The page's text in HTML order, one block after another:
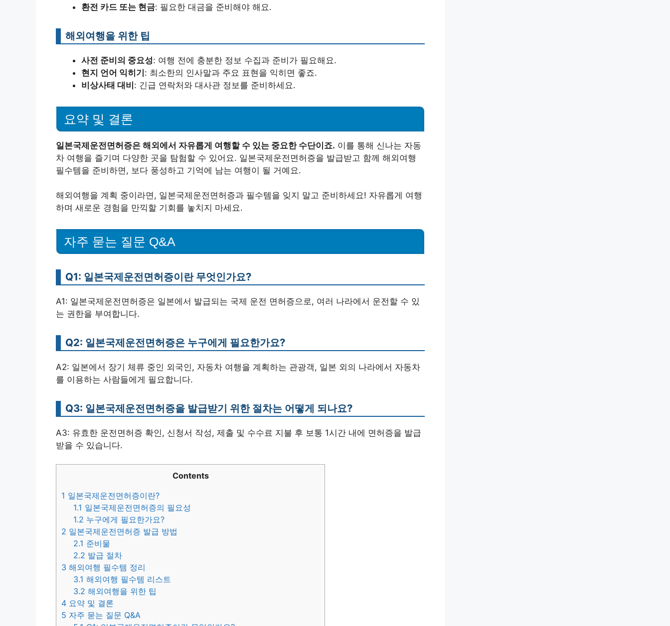
환전 카드 또는 현금: 필요한 대금을 준비해야 해요.
해외여행을 위한 팁
사전 준비의 중요성: 여행 전에 충분한 정보 수집과 준비가 필요해요.
현지 언어 익히기: 최소한의 인사말과 주요 표현을 익히면 좋죠.
비상사태 대비: 긴급 연락처와 대사관 정보를 준비하세요.
요약 및 결론
일본국제운전면허증은 해외에서 자유롭게 여행할 수 있는 중요한 수단이죠. 이를 통해 신나는 자동
차 여행을 즐기며 다양한 곳을 탐험할 수 있어요. 일본국제운전면허증을 발급받고 함께 해외여행
필수템을 준비하면, 보다 풍성하고 기억에 남는 여행이 될 거예요.
해외여행을 계획 중이라면, 일본국제운전면허증과 필수템을 잊지 말고 준비하세요! 자유롭게 여행
하며 새로운 경험을 만끽할 기회를 놓치지 마세요.
자주 묻는 질문 Q&A
Q1: 일본국제운전면허증이란 무엇인가요?
A1: 일본국제운전면허증은 일본에서 발급되는 국제 운전 면허증으로, 여러 나라에서 운전할 수 있
는 권한을 부여합니다.
Q2: 일본국제운전면허증은 누구에게 필요한가요?
A2: 일본에서 장기 체류 중인 외국인, 자동차 여행을 계획하는 관광객, 일본 외의 나라에서 자동차
를 이용하는 사람들에게 필요합니다.
Q3: 일본국제운전면허증을 발급받기 위한 절차는 어떻게 되나요?
A3: 유효한 운전면허증 확인, 신청서 작성, 제출 및 수수료 지불 후 보통 1시간 내에 면허증을 발급
받을 수 있습니다.
Contents
1 일본국제운전면허증이란?
1.1 일본국제운전면허증의 필요성
1.2 누구에게 필요한가요?
2 일본국제운전면허증 발급 방법
2.1 준비물
2.2 발급 절차
3 해외여행 필수템 정리
3.1 해외여행 필수템 리스트
3.2 해외여행을 위한 팁
4 요약 및 결론
5 자주 묻는 질문 Q&A